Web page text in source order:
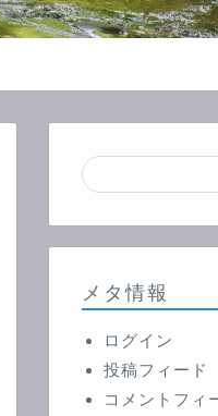
メタ情報
ログイン
投稿フィード
コメントフィ